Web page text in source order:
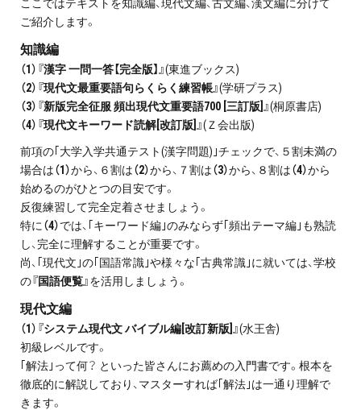
ここではテキストを知識編、現代文編、古文編、漢文編に分けて
ご紹介します。
知識編
（1）『漢字 一問一答【完全版】』(東進ブックス)
（2）『現代文最重要語句らくらく練習帳』(学研プラス)
（3）『新版完全征服 頻出現代文重要語700 [三訂版]』(桐原書店)
（4）『現代文キーワード読解[改訂版]』(Ｚ会出版)
前項の｢大学入学共通テスト(漢字問題)｣チェックで、５割未満の
場合は（1）から、６割は（2）から、７割は（3）から、８割は（4）から
始めるのがひとつの目安です。
反復練習して完全定着させましょう。
特に （4）では、｢キーワード編｣のみならず｢頻出テーマ編｣も熟読
し、完全に理解することが重要です。
尚、｢現代文｣の｢国語常識｣や様々な｢古典常識｣に就いては、学校
の『国語便覧』を活用しましょう。
現代文編
（1）『システム現代文 バイブル編[改訂新版]』(水王舎)
初級レベルです。
｢解法｣って何？ といった皆さんにお薦めの入門書です。根本を
徹底的に解説しており、マスターすれば｢解法｣は一通り理解で
きます。